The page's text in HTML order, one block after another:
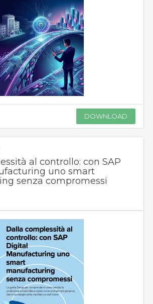
DOWNLOAD
al controllo: con SAP
uno smart
senza compromessi